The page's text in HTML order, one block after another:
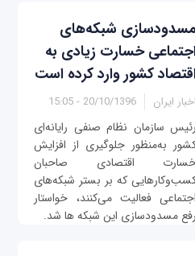
مسدودسازی شبکه‌های
اجتماعی خسارت زیادی به
اقتصاد کشور وارد کرده است
اخبار ایران 20/10/1396 - 15:05
رئیس سازمان نظام صنفی رایانه‌ای
به‌منظور جلوگیری از افزایش
اقتصادی صاحبان
که بر بستر شبکه‌های
اجتماعی فعالیت می‌کنند، خواستار
رفع مسدودسازی این شبکه ها شد.